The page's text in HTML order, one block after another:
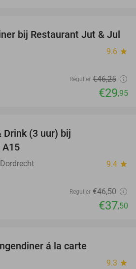
35%
bij Restaurant Jut & Jul
9.6 star
Regulier €46,25
€29,95
Drink (3 uur) bij
9.4 star
Regulier €46,50
€37,50
á la carte
9.3 star